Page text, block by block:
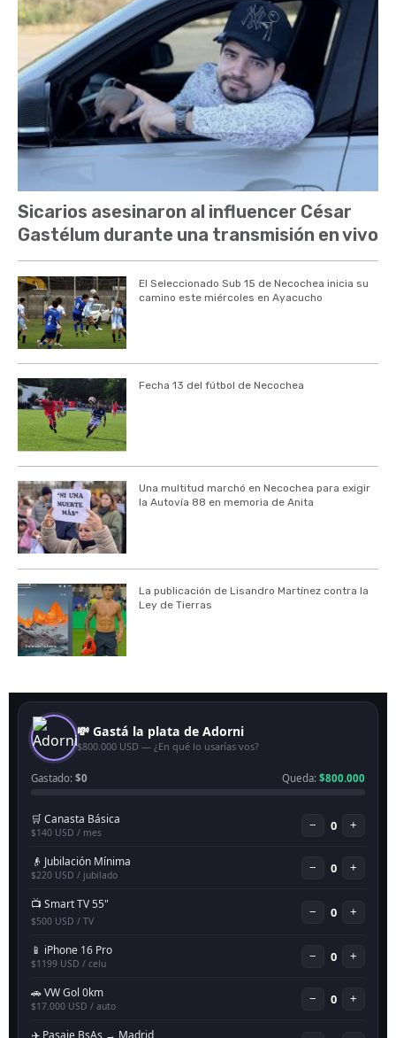
Sicarios asesinaron al influencer César
Gastélum durante una transmisión en vivo
El Seleccionado Sub 15 de Necochea inicia su
camino este miércoles en Ayacucho
Fecha 13 del fútbol de Necochea
Una multitud marchó en Necochea para exigir
la Autovía 88 en memoria de Anita
La publicación de Lisandro Martínez contra la
Ley de Tierras